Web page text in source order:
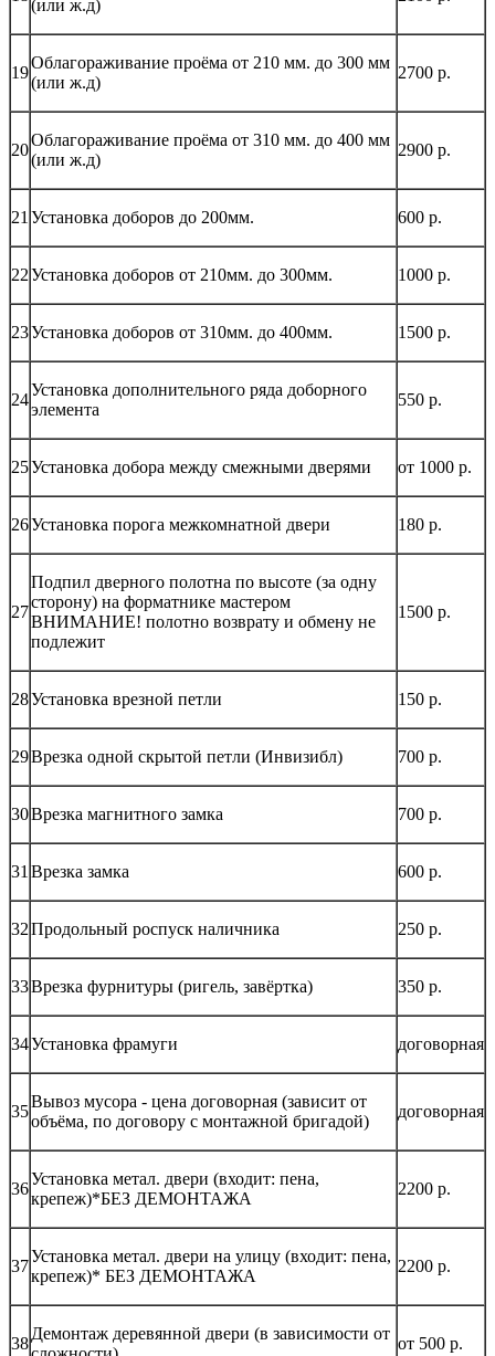
(или ж.д)
19
Облагораживание проёма от 210 мм. до 300 мм
(или ж.д)
2700 р.
20
Облагораживание проёма от 310 мм. до 400 мм
(или ж.д)
2900 р.
21 Установка доборов до 200мм. 600 р.
22Установка доборов от 210мм. до 300мм. 1000 р.
23Установка доборов от 310мм. до 400мм. 1500 р.
24
Установка дополнительного ряда доборного
элемента
550 р.
25Установка добора между смежными дверями от 1000 р.
26Установка порога межкомнатной двери 180 р.
27
Подпил дверного полотна по высоте (за одну
сторону) на форматнике мастером
ВНИМАНИЕ! полотно возврату и обмену не
подлежит
1500 р.
28Установка врезной петли 150 р.
29Врезка одной скрытой петли (Инвизибл) 700 р.
30Врезка магнитного замка 700 р.
31 Врезка замка 600 р.
32Продольный роспуск наличника 250 р.
33Врезка фурнитуры (ригель, завёртка) 350 р.
34Установка фрамуги договорная
35
Вывоз мусора - цена договорная (зависит от
объёма, по договору с монтажной бригадой)
договорная
36
Установка метал. двери (входит: пена,
крепеж)*БЕЗ ДЕМОНТАЖА
2200 р.
37
Установка метал. двери на улицу (входит: пена,
крепеж)* БЕЗ ДЕМОНТАЖА
2200 р.
38
Демонтаж деревянной двери (в зависимости от
от 500 р.